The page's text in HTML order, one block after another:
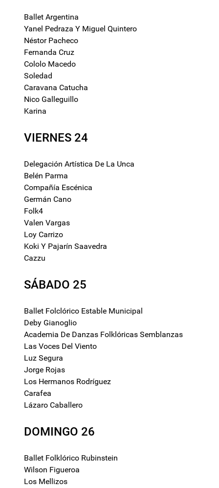
Ballet Argentina
Yanel Pedraza Y Miguel Quintero
Néstor Pacheco
Fernanda Cruz
Cololo Macedo
Soledad
Caravana Catucha
Nico Galleguillo
Karina
VIERNES 24
Delegación Artística De La Unca
Belén Parma
Compañía Escénica
Germán Cano
Folk4
Valen Vargas
Loy Carrizo
Koki Y Pajarín Saavedra
Cazzu
SÁBADO 25
Ballet Folclórico Estable Municipal
Deby Gianoglio
Academia De Danzas Folklóricas Semblanzas
Las Voces Del Viento
Luz Segura
Jorge Rojas
Los Hermanos Rodríguez
Carafea
Lázaro Caballero
DOMINGO 26
Ballet Folklórico Rubinstein
Wilson Figueroa
Los Mellizos